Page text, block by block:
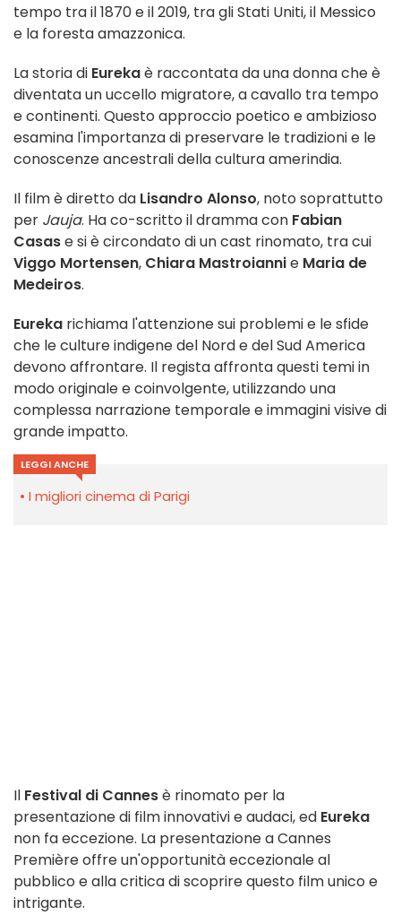
tempo tra il 1870 e il 2019, tra gli Stati Uniti, il Messico
e la foresta amazzonica.
La storia di Eurekaè raccontata da una donna che è
diventata un uccello migratore, a cavallo tra tempo
e continenti. Questo approccio poetico e ambizioso
esamina l'importanza di preservare le tradizioni e le
conoscenze ancestrali della cultura amerindia.
Il film è diretto da Lisandro Alonso, noto soprattutto
per Jauja. Ha co-scritto il dramma con Fabian
Casase si è circondato di un cast rinomato, tra cui
Viggo Mortensen, Chiara Mastroiannie Maria de
Medeiros.
Eureka richiama l'attenzione sui problemi e le sfide
che le culture indigene del Nord e del Sud America
devono affrontare. Il regista affronta questi temi in
modo originale e coinvolgente, utilizzando una
complessa narrazione temporale e immagini visive di
grande impatto.
LEGGI ANCHE
I migliori cinema di Parigi
Il Festival di Cannesè rinomato per la
presentazione di film innovativi e audaci, ed Eureka
non fa eccezione. La presentazione a Cannes
Première offre un'opportunità eccezionale al
pubblico e alla critica di scoprire questo film unico e
intrigante.